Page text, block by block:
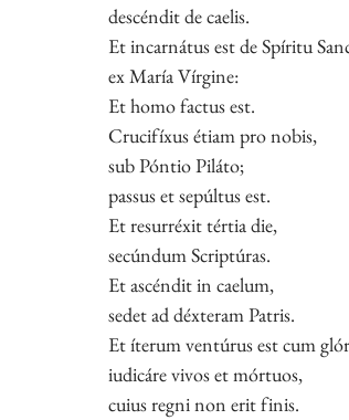
descéndit de caelis.
Et incarnátus est de Spíritu
ex María Vírgine:
Et homo factus est.
Crucifíxus étiam pro nobis,
sub Póntio Piláto;
passus et sepúltus est.
Et resurréxit tértia die,
secúndum Scriptúras.
Et ascéndit in caelum,
sedet ad déxteram Patris.
Et íterum ventúrus est cum
iudicáre vivos et mórtuos,
cuius regni non erit finis.